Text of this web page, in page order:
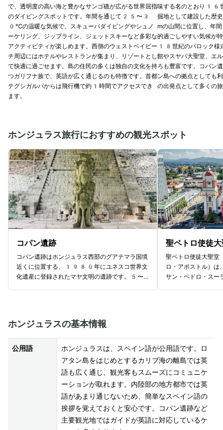
で、透明度の高い海と豊かなサンゴ礁が広がる世界屈指
のダイビングスポットです。年間を通じて25〜3
0℃の温暖な気候で、スキューバダイビングやシュノ
ーケリング、ジップライン、ジェットスキーなど多彩な
アクティビティが楽しめます。西側のウェストベイビー
チ周辺にはホテルやレストランが集まり、リゾートとし
て快適に過ごせます。島の住民の多くは独自の文化を持
つガリフナ族で、英語が広く通じるのも特徴です。首都
テグシガルパからは飛行機で約1時間でアクセスでき
ます。
味する名のとおり16
掘地として建設した
mの山間に位置し、
的過ごしやすい気候が
18世紀のバロック様
館やスヤパ大聖堂、エ
ろも豊富です。コパン
ン島への拠点としても
の出発点として多くの
ホンジュラス旅行におすすめの観光スポット
コパン遺跡
コパン遺跡はホンジュラス西部のグアテマラ国境
近くに位置する、1980年にユネスコ世界文
化遺産に登録されたマヤ文明の遺跡です。5〜
ます。保存状態のよさと彫刻の繊細な美しさで高
く評価され、日本の研究チームが約40年にわ
たって発掘・保全に貢献してきた遺跡でもありま
す。遺跡の入口ではアカコンゴウインコが出迎え
聖ペトロ使徒
聖ペトロ使徒大聖堂
ロ・アポストル）
サン・ペドロ・スー
して親しまれてい
シスコ教皇によって
た。入場は無料で
ホンジュラスの基本情報
公用語
ホンジュラスは、スペイン語が公用語です。ロ
アタン島をはじめとするカリブ海の離島では英
語も広く通じ、観光客もスムーズにコミュニケ
ーションが取れます。内陸部の地方都市では英
語があまり通じないため、簡単なスペイン語の
挨拶を覚えておくと安心です。コパン遺跡など
主要観光地ではガイドが英語に対応しているケ